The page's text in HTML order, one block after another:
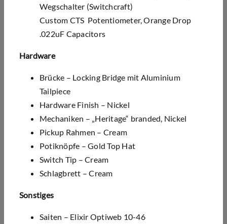
Wegschalter (Switchcraft)
Custom CTS Potentiometer, Orange Drop
.022uF Capacitors
Hardware
Brücke – Locking Bridge mit Aluminium
Tailpiece
Hardware Finish – Nickel
Mechaniken – „Heritage“ branded, Nickel
Pickup Rahmen – Cream
Potiknöpfe – Gold Top Hat
Switch Tip – Cream
Schlagbrett – Cream
Sonstiges
Saiten – Elixir Optiweb 10-46